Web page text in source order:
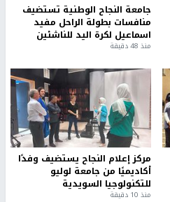
جامعة النجاح الوطنية تستضيف
منافسات بطولة الراحل مفيد
اسماعيل لكرة اليد للناشئين
منذ 48 دقيقة
مركز إعلام النجاح يستضيف وفدًا
أكاديميًا من جامعة لوليو
للتكنولوجيا السويدية
منذ 10 دقيقة